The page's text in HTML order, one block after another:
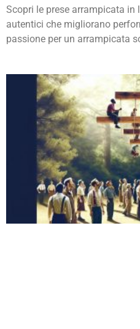
Scopri le prese arrampicata in
autentici che migliorano
passione per un arrampicata